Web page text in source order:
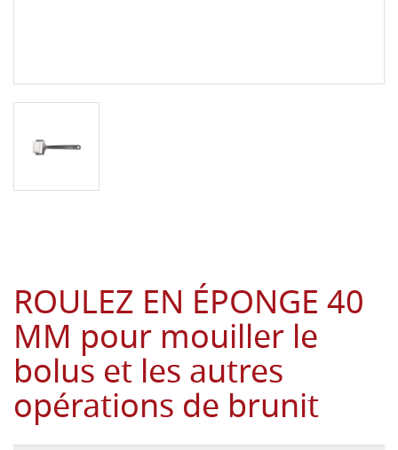
ROULEZ EN ÉPONGE 40
MM pour mouiller le
bolus et les autres
opérations de brunit